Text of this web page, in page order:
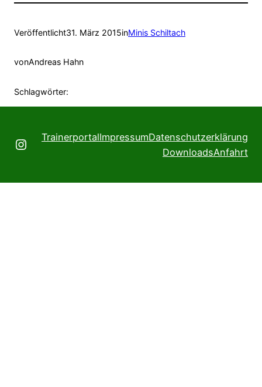
Veröffentlicht31. März 2015inMinis Schiltach
vonAndreas Hahn
Schlagwörter:
Instagram
TrainerportalImpressumDatenschutzerklärung
DownloadsAnfahrt